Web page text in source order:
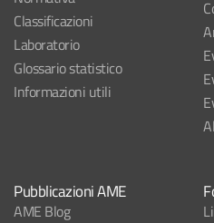
Classificazioni
Laboratorio
Glossario statistico
Informazioni utili
Pubblicazioni AME
AME Blog